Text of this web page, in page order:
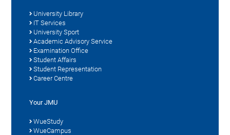
University Library
IT Services
University Sport
Academic Advisory Service
Examination Office
Student Affairs
Student Representation
Career Centre
Your JMU
WueStudy
WueCampus